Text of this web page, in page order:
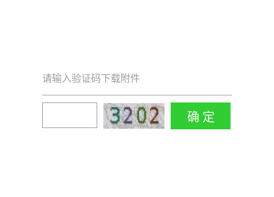
请输入验证码下载附件